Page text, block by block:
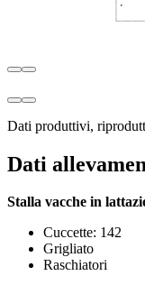
Dati produttivi,
Dati
Stalla vacche in
Cuccette: 142
Grigliato
Raschiatori